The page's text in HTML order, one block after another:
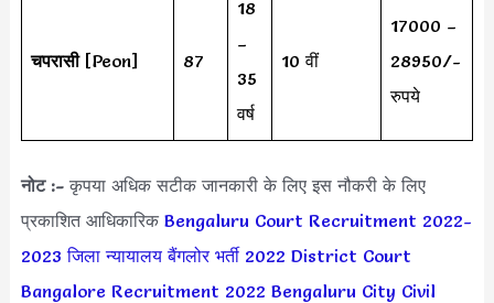
चपरासी[Peon] 87
18
–
35
वर्ष
10 वीं
17000 –
28950/-
रुपये
नोट :-कृपया अधिक सटीक जानकारी के लिए इस नौकरी के लिए
प्रकाशित आधिकारिक Bengaluru Court Recruitment 2022-
2023 जिला न्यायालय बैंगलोर भर्ती 2022 District Court
Bangalore Recruitment 2022 Bengaluru City Civil